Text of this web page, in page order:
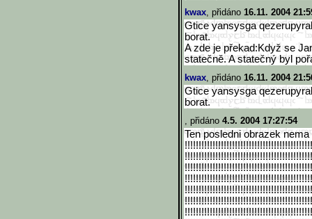
kwax, přidáno 16.11. 2004
Gtice yansysga
borat.
A zde je překad:Když se
statečně. A statečný byl
kwax, přidáno 16.11. 2004
Gtice yansysga
borat.
, přidáno 4.5. 2004 17:27:54
Ten posledni obrazek
!!!!!!!!!!!!!!!!!!!!!!!!!!!!!!
!!!!!!!!!!!!!!!!!!!!!!!!!!!!!!
!!!!!!!!!!!!!!!!!!!!!!!!!!!!!!
!!!!!!!!!!!!!!!!!!!!!!!!!!!!!!
!!!!!!!!!!!!!!!!!!!!!!!!!!!!!!
!!!!!!!!!!!!!!!!!!!!!!!!!!!!!!
!!!!!!!!!!!!!!!!!!!!!!!!!!!!!!